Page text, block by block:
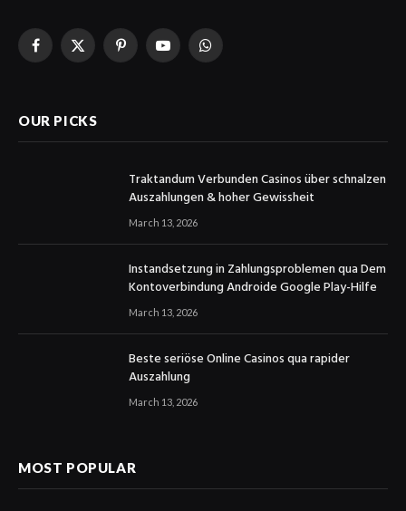
Facebook
X
PinterestYouTubeWhatsApp
OUR PICKS
Traktandum Verbunden Casinos über schnalzen
Auszahlungen & hoher Gewissheit
March 13, 2026
Instandsetzung in Zahlungsproblemen qua Dem
Kontoverbindung Androide Google Play-Hilfe
March 13, 2026
Beste seriöse Online Casinos qua rapider
Auszahlung
March 13, 2026
MOST POPULAR